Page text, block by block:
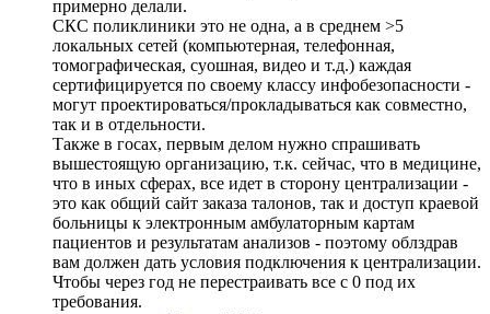
примерно делали.
СКС поликлиники это не одна, а в среднем >5
локальных сетей (компьютерная, телефонная,
томографическая, суошная, видео и т.д.) каждая
сертифицируется по своему классу инфобезопасности -
могут проектироваться/прокладываться как совместно,
так и в отдельности.
Также в госах, первым делом нужно спрашивать
вышестоящую организацию, т.к. сейчас, что в медицине,
что в иных сферах, все идет в сторону централизации -
это как общий сайт заказа талонов, так и доступ краевой
больницы к электронным амбулаторным картам
пациентов и результатам анализов - поэтому облздрав
вам должен дать условия подключения к централизации.
Чтобы через год не перестраивать все с 0 под их
требования.